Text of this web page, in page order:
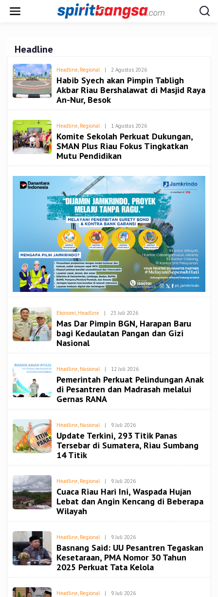
Headline
Headline, Regional | 2 Agustus 2026Oleh
Spiritbangsa
Habib Syech akan Pimpin Tabligh
Akbar Riau Bershalawat di Masjid Raya
An-Nur, Besok
Headline, Regional | 1 Agustus 2026Oleh
Spiritbangsa
Komite Sekolah Perkuat Dukungan,
SMAN Plus Riau Fokus Tingkatkan
Mutu Pendidikan
Ekonomi Headline | 23 Juli 2026Oleh
Spiritbangsa
Mas Dar Pimpin BGN, Harapan Baru
bagi Kedaulatan Pangan dan Gizi
Nasional
Headline Nasional | 12 Juli 2026Oleh
Spiritbangsa
Pemerintah Perkuat Pelindungan Anak
di Pesantren dan Madrasah melalui
Gernas RANA
Headline Nasional | 9 Juli 2026Oleh
Spiritbangsa
Update Terkini, 293 Titik Panas
Tersebar di Sumatera, Riau Sumbang
14 Titik
Headline Regional | 9 Juli 2026Oleh
Spiritbangsa
Cuaca Riau Hari Ini, Waspada Hujan
Lebat dan Angin Kencang di Beberapa
Wilayah
Headline Regional | 9 Juli 2026Oleh
Spiritbangsa
Basnang Said: UU Pesantren Tegaskan
Kesetaraan, PMA Nomor 30 Tahun
2025 Perkuat Tata Kelola
Headline Regional | 9 Juli 2026Oleh